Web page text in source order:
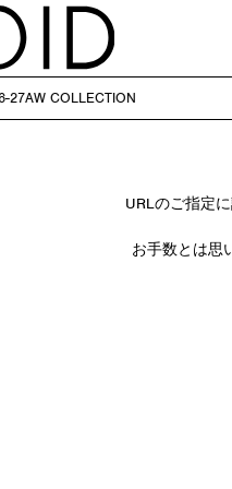
26-27AW
URLのご指定
お手数とは思